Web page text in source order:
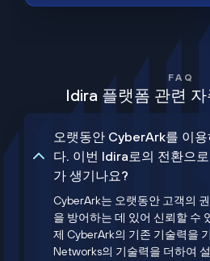
FAQ
Idira 플랫폼 관련
오랫동안 CyberArk를 이
다. 이번 Idira로의 전환으
가 생기나요?
CyberArk는 오랫동안 고객의
을 방어하는 데 있어 신뢰할 수
제 CyberArk의 기존 기술력을
Networks의 기술력을 더하여